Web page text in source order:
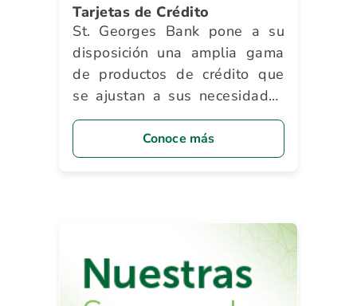
Tarjetas de Crédito
St. Georges Bank pone a su
disposición una amplia gama
de productos de crédito que
se ajustan a sus necesidades
y le brindan innumerables
beneficios.Conoce más